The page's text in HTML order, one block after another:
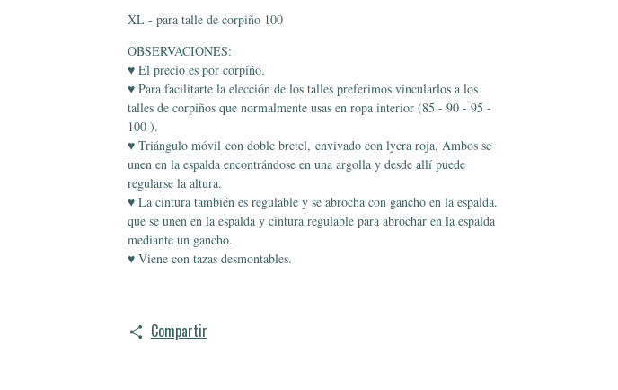
XL - para talle de corpiño 100
OBSERVACIONES:
♥ El precio es por corpiño.
♥ Para facilitarte la elección de los talles preferimos vincularlos a los
talles de corpiños que normalmente usas en ropa interior (85 - 90 - 95 -
100 ).
♥ Triángulo móvil con doble bretel, envivado con lycra roja. Ambos se
unen en la espalda encontrándose en una argolla y desde allí puede
regularse la altura.
♥ La cintura también es regulable y se abrocha con gancho en la espalda.
que se unen en la espalda y cintura regulable para abrochar en la espalda
mediante un gancho.
♥ Viene con tazas desmontables.
Compartir